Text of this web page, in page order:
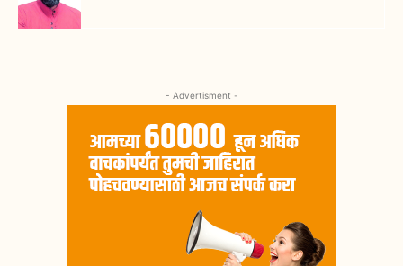
- Advertisment -